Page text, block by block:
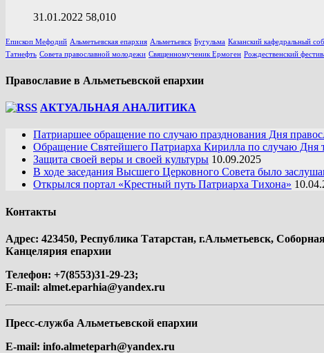
31.01.2022 58,010
Епископ Мефодий Альметьевская епархия Альметьевск Бугульма Казанский кафедральный
Татнефть Совета православной молодежи Священномученик Ермоген Рождественский
Православие в Альметьевской епархии
АКТУАЛЬНАЯ АНАЛИТИКА
Патриаршее обращение по случаю празднования Дня
Обращение Святейшего Патриарха Кирилла по случаю Дня
Защита своей веры и своей культуры 10.09.2025
В ходе заседания Высшего Церковного Совета было
Открылся портал «Крестный путь Патриарха Тихона»
Контакты
Адрес: 423450, Республика Татарстан, г.Альметьевск,
Канцелярия епархии
Телефон: +7(8553)31-29-23;
E-mail: almet.eparhia@yandex.ru
Пресс-служба Альметьевской епархии
E-mail: info.almeteparh@yandex.ru